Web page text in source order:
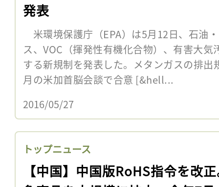
発表
米環境保護庁（EPA）は5月12日、石油
ス、VOC（揮発性有機化合物）、有害大
する新規制を発表した。メタンガスの排出
月の米加首脳会談で合意 [&hell...
2016/05/27
トップニュース
【中国】中国版RoHS指令を改